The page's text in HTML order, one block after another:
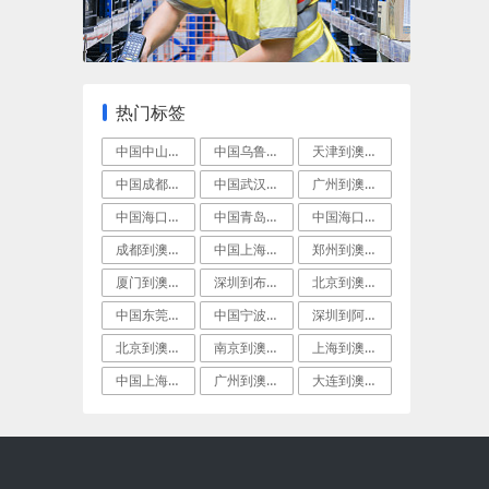
热门标签
中国中山到格拉德斯通空运快递 中国乌鲁木齐到皮里港(PortPirie
天津到澳洲伯尼船运
中国成都到澳大利亚弗里曼特尔空运专线
中国武汉到澳大利亚珀斯(Perth)班轮
广州到澳洲达尔文空运专线
中国海口到兰瑟斯顿(Launceston
中国青岛到贝尔湾(BellBay)海空联
中国海口到澳洲阳光海岸门到门空运
成都到澳洲堪培拉(Canberra)空运
中国上海到澳洲阳光海岸(Sunshine
郑州到澳洲波特兰(Portland)[维
厦门到澳洲吉朗(Geelong)空运快递
深圳到布里斯班拼箱海运
北京到澳大利亚黄金海岸优先空运
中国东莞到澳大利亚布尼(Bunbury)
中国宁波到昂斯洛海运
深圳到阿德莱德(Adelaide)空运门
北京到澳洲阿德莱德国际空运专线
南京到澳大利亚朗塞斯顿跨境海空联运
上海到澳大利亚布尼(Bunbury)空运
中国上海到珀斯(Perth)航空快递
广州到澳大利亚布里斯班(Brisbane 大连到澳大利亚凯恩斯国际航空货运